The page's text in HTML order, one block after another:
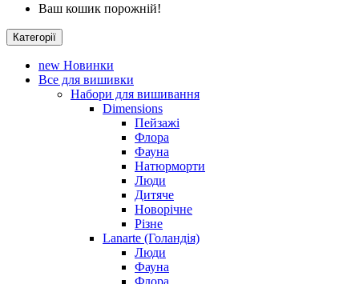
Ваш кошик порожній!
Категорії
new Новинки
Все для вишивки
Набори для вишивання
Dimensions
Пейзажі
Флора
Фауна
Натюрморти
Люди
Дитяче
Новорічне
Різне
Lanarte (Голандія)
Люди
Фауна
Флора